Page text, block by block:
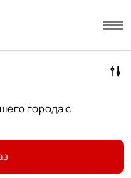
города с